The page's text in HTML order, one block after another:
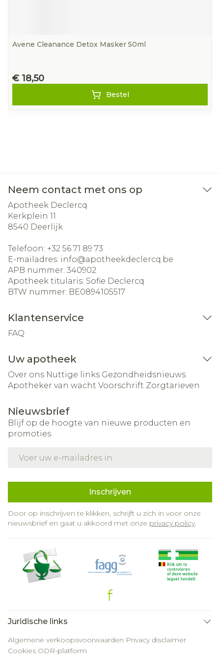
Avene Cleanance Detox Masker 50ml
€ 18,50
Bestel
Neem contact met ons op
Apotheek Declercq
Kerkplein 11
8540 Deerlijk
Telefoon: +32 56 71 89 73
E-mailadres: info@apotheekdeclercq.be
APB nummer: 340902
Apotheek titularis: Sofie Declercq
BTW nummer: BE0894105517
Klantenservice
FAQ
Uw apotheek
Over ons Nuttige links Gezondheidsnieuws
Apotheker van wacht Voorschrift Zorgtarieven
Nieuwsbrief
Blijf op de hoogte van nieuwe producten en
promoties
Inschrijven
Door op inschrijven te klikken, schrijft u zich in voor onze
nieuwsbrief en gaat u akkoord met onze privacy policy.
Juridische links
Algemene verkoopsvoorwaarden Privacy disclaimer
Cookies ODR-platform